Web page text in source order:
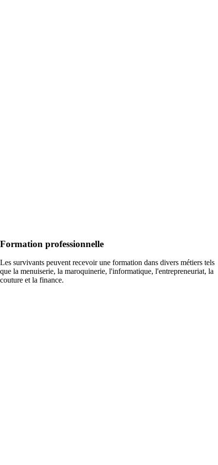
Formation professionnelle
Les survivants peuvent recevoir une formation dans divers métiers tels
que la menuiserie, la maroquinerie, l'informatique, l'entrepreneuriat, la
couture et la finance.